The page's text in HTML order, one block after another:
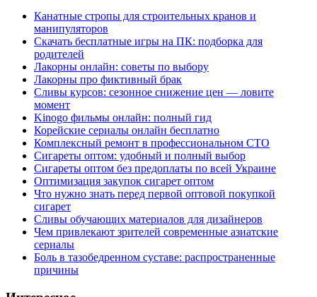
Канатные стропы для строительных кранов и
манипуляторов
Скачать бесплатные игры на ПК: подборка для
родителей
Лакорны онлайн: советы по выбору
Лакорны про фиктивный брак
Сливы курсов: сезонное снижение цен — ловите
момент
Kinogo фильмы онлайн: полный гид
Корейские сериалы онлайн бесплатно
Комплексный ремонт в профессиональном СТО
Сигареты оптом: удобный и полный выбор
Сигареты оптом без предоплаты по всей Украине
Оптимизация закупок сигарет оптом
Что нужно знать перед первой оптовой покупкой
сигарет
Сливы обучающих материалов для дизайнеров
Чем привлекают зрителей современные азиатские
сериалы
Боль в тазобедренном суставе: распространенные
причины